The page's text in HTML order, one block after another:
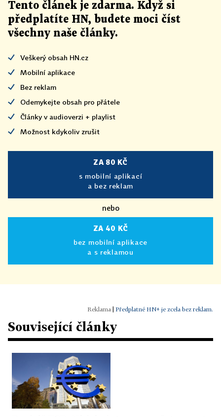
Tento článek je zdarma. Když si
předplatíte HN, budete moci číst
všechny naše články.
Veškerý obsah HN.cz
Mobilní aplikace
Bez reklam
Odemykejte obsah pro přátele
Články v audioverzi + playlist
Možnost kdykoliv zrušit
ZA 80 KČ
s mobilní aplikací
a bez reklam
nebo
ZA 40 KČ
bez mobilní aplikace
a s reklamou
Předplatné HN+ je zcela bez reklam.
Související články